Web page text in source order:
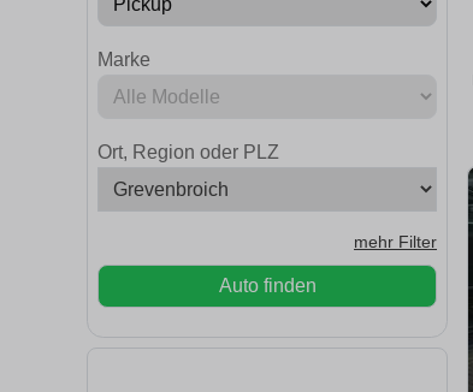
Marke
Ort, Region oder PLZ
mehr Filter
Auto finden